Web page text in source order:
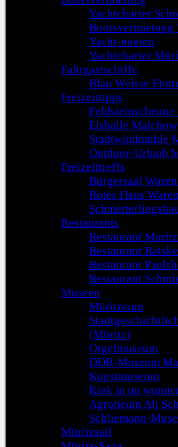
Yachtcharter
Bootsvermietung
Yacht-mieten
Yachtcharter
Fahrgastschiffe
Blau Weisse
Freizeittipps
Eishalle Malchow
Stadtwindmühle
Outdoor-Urlaub
Freizeittreffs
Bürgersaal
Rotes Haus
Restaurants
Restaurant
Restaurant
Restaurant
Restaurant
Museen
Müritzeum
(Müritz)
Orgelmuseum
DDR-Museum
Kunstmuseum
Kiek in un
Agroneum Alt
Schliemann-
Müritzsail